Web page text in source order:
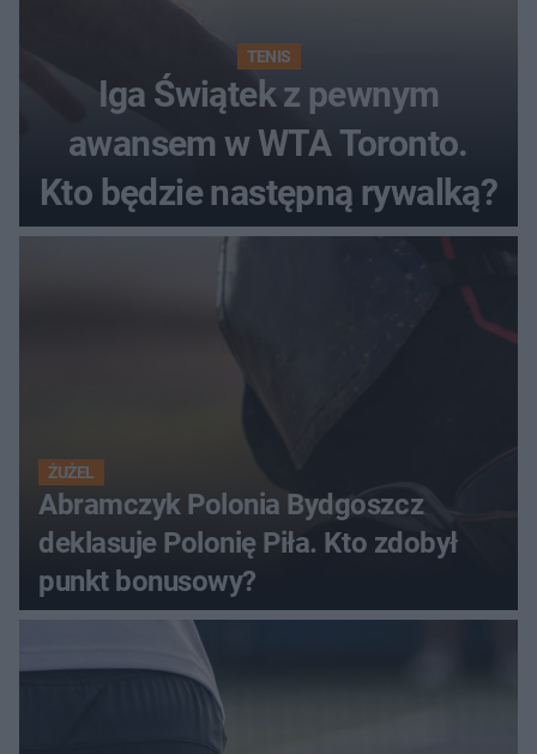
TENIS
Iga Świątek z pewnym
awansem w WTA Toronto.
Kto będzie następną rywalką?
ŻUŻEL
Abramczyk Polonia Bydgoszcz
deklasuje Polonię Piła. Kto zdobył
punkt bonusowy?